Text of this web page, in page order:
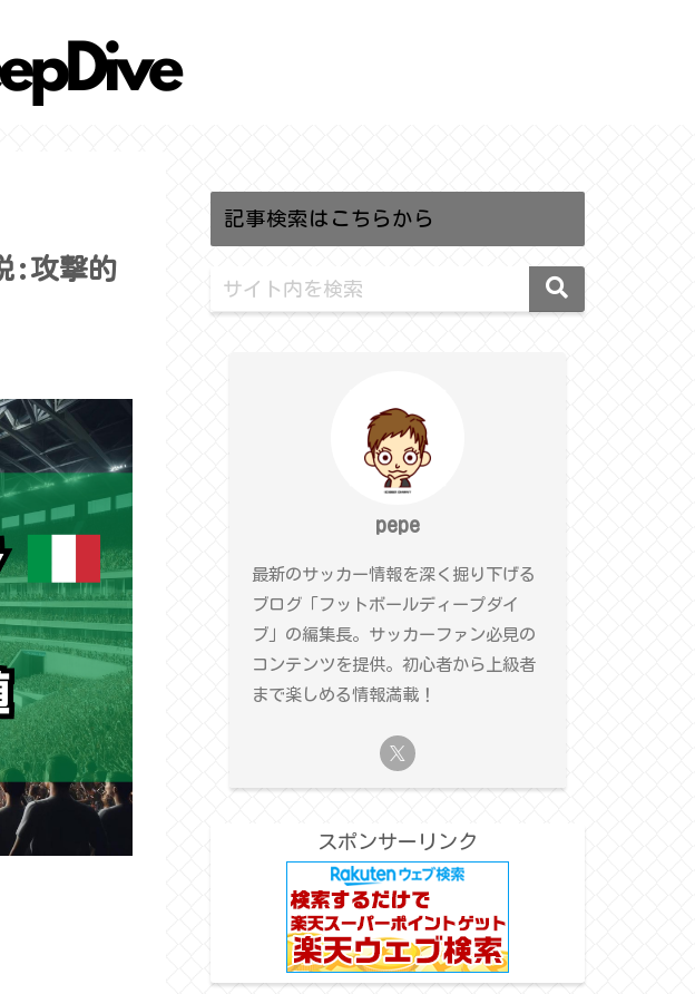
:攻撃的
記事検索はこちらから
pepe
最新のサッカー情報を深く掘り下げる
ブログ「フットボールディープダイ
ブ」の編集長。サッカーファン必見の
コンテンツを提供。初心者から上級者
まで楽しめる情報満載！
スポンサーリンク